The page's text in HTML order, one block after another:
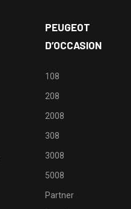
PEUGEOT
D’OCCASION
108
208
2008
308
3008
5008
Partner